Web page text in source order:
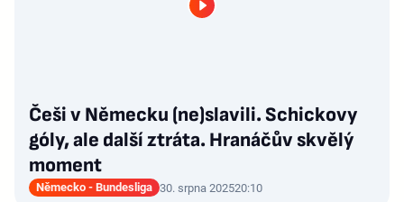
Češi v Německu (ne)slavili. Schickovy
góly, ale další ztráta. Hranáčův skvělý
moment
Německo - Bundesliga 30. srpna 202520:10